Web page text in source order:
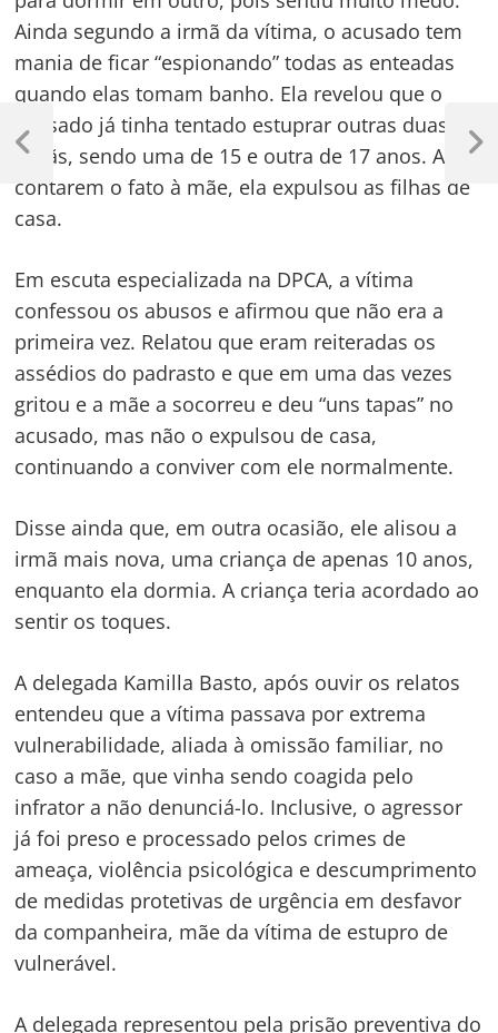
Ainda segundo a irmã da vítima, o acusado tem
mania de ficar “espionando” todas as enteadas
quando elas tomam banho. Ela revelou que o
acusado já tinha tentado estuprar outras duas
irmãs, sendo uma de 15 e outra de 17 anos. Ao
contarem o fato à mãe, ela expulsou as filhas de
casa.
Em escuta especializada na DPCA, a vítima
confessou os abusos e afirmou que não era a
primeira vez. Relatou que eram reiteradas os
assédios do padrasto e que em uma das vezes
gritou e a mãe a socorreu e deu “uns tapas” no
acusado, mas não o expulsou de casa,
continuando a conviver com ele normalmente.
Disse ainda que, em outra ocasião, ele alisou a
irmã mais nova, uma criança de apenas 10 anos,
enquanto ela dormia. A criança teria acordado ao
sentir os toques.
A delegada Kamilla Basto, após ouvir os relatos
entendeu que a vítima passava por extrema
vulnerabilidade, aliada à omissão familiar, no
caso a mãe, que vinha sendo coagida pelo
infrator a não denunciá-lo. Inclusive, o agressor
já foi preso e processado pelos crimes de
ameaça, violência psicológica e descumprimento
de medidas protetivas de urgência em desfavor
da companheira, mãe da vítima de estupro de
vulnerável.
A delegada representou pela prisão preventiva do
Navegação
de
Post
Previous
Next